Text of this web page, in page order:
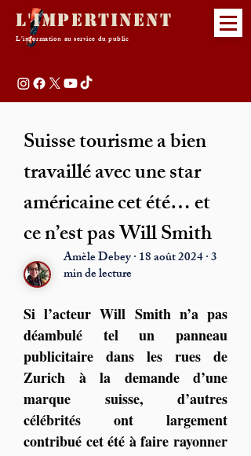
L'Impertinent
L'information au service du public
Suisse tourisme a bien
travaillé avec une star
américaine cet été… et
ce n’est pas Will Smith
Amèle Debey · 18 août 2024 · 3
min de lecture
Si l’acteur Will Smith n’a pas
déambulé tel un panneau
publicitaire dans les rues de
Zurich à la demande d’une
marque suisse, d’autres
célébrités ont largement
contribué cet été à faire rayonner